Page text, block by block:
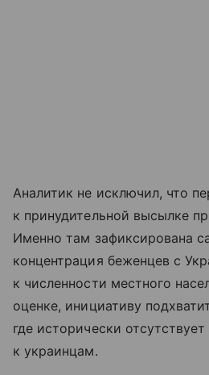
Аналитик не исключил, что
к принудительной высылке
Именно там зафиксирована
концентрация беженцев с
к численности местного
оценке, инициативу
где исторически
к украинцам.